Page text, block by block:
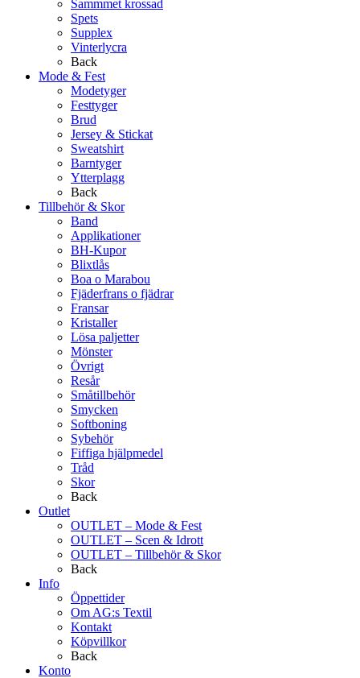
Sammmet krossad
Spets
Supplex
Vinterlycra
Back
Mode & Fest
Modetyger
Festtyger
Brud
Jersey & Stickat
Sweatshirt
Barntyger
Ytterplagg
Back
Tillbehör & Skor
Band
Applikationer
BH-Kupor
Blixtlås
Boa o Marabou
Fjäderfrans o fjädrar
Fransar
Kristaller
Lösa paljetter
Mönster
Övrigt
Resår
Småtillbehör
Smycken
Softboning
Sybehör
Fiffiga hjälpmedel
Tråd
Skor
Back
Outlet
OUTLET – Mode & Fest
OUTLET – Scen & Idrott
OUTLET – Tillbehör & Skor
Back
Info
Öppettider
Om AG:s Textil
Kontakt
Köpvillkor
Back
Konto